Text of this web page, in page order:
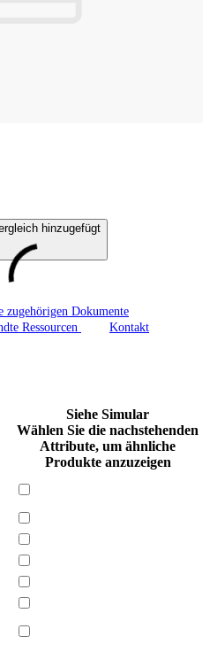
hinzugefügt
zugehörigen Dokumente
Ressourcen Kontakt
Siehe Simular
Wählen Sie die nachstehenden
Attribute, um ähnliche
Produkte anzuzeigen